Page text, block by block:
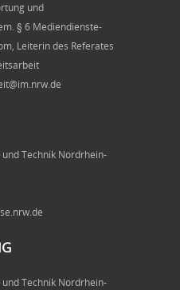
und
§ 6 Mediendienste-
Leiterin des Referates
Technik Nordrhein-
Technik Nordrhein-